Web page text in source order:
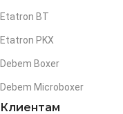
Etatron BT
Etatron PKX
Debem Boxer
Debem Microboxer
Клиентам